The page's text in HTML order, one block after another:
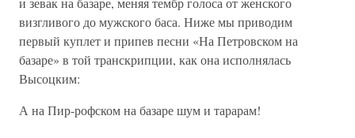
визгливого до мужского баса. Ниже мы приводим
первый куплет и припев песни «На Петровском на
базаре» в той транскрипции, как она исполнялась
Высоцким:
А на Пир-рофском на базаре шум и тарарам!